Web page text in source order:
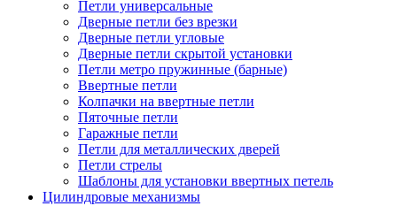
Петли универсальные
Дверные петли без врезки
Дверные петли угловые
Дверные петли скрытой установки
Петли метро пружинные (барные)
Ввертные петли
Колпачки на ввертные петли
Пяточные петли
Гаражные петли
Петли для металлических дверей
Петли стрелы
Шаблоны для установки ввертных петель
Цилиндровые механизмы